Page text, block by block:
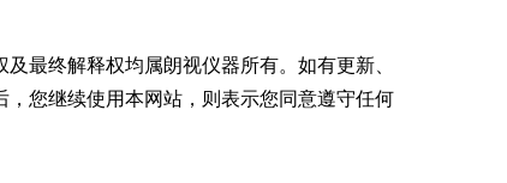
最终解释权均属朗视仪器所有。如有更新、
您继续使用本网站，则表示您同意遵守任何